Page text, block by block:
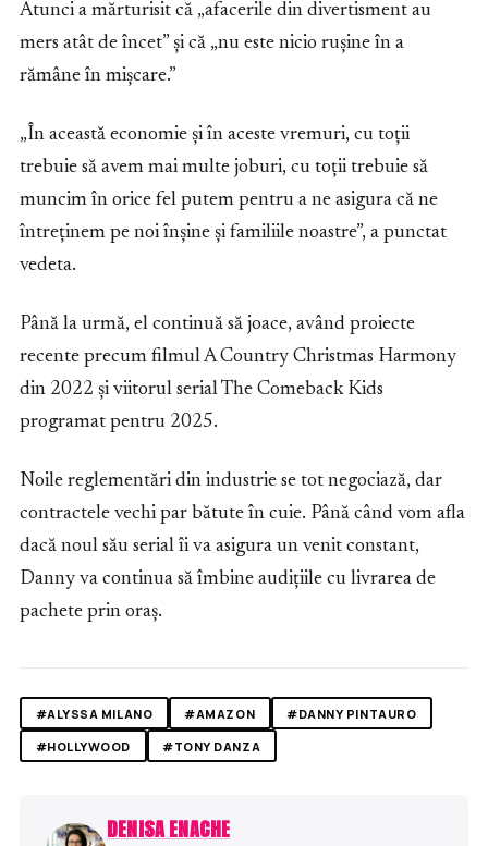
Atunci a mărturisit că „afacerile din divertisment au
mers atât de încet” și că „nu este nicio rușine în a
rămâne în mișcare.”
„În această economie și în aceste vremuri, cu toții
trebuie să avem mai multe joburi, cu toții trebuie să
muncim în orice fel putem pentru a ne asigura că ne
întreținem pe noi înșine și familiile noastre”, a punctat
vedeta.
Până la urmă, el continuă să joace, având proiecte
recente precum filmul A Country Christmas Harmony
din 2022 și viitorul serial The Comeback Kids
programat pentru 2025.
Noile reglementări din industrie se tot negociază, dar
contractele vechi par bătute în cuie. Până când vom afla
dacă noul său serial îi va asigura un venit constant,
Danny va continua să îmbine audițiile cu livrarea de
pachete prin oraș.
#ALYSSA MILANO #AMAZON
#DANNY PINTAURO
#HOLLYWOOD
#TONY DANZA
DENISA ENACHE